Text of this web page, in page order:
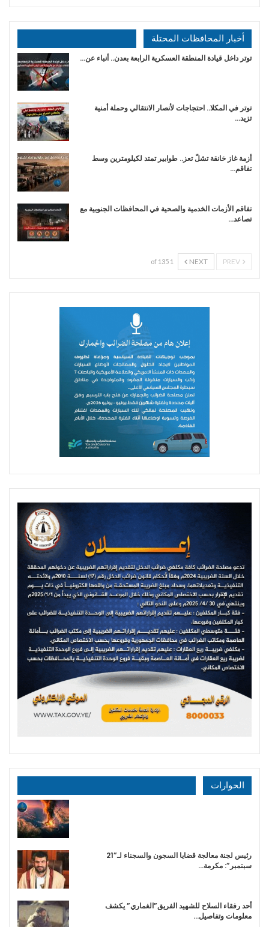
أخبار المحافظات المحتلة
توتر داخل قيادة المنطقة العسكرية الرابعة بعدن.. أنباء عن…
توتر في المكلا.. احتجاجات لأنصار الانتقالي وحملة أمنية
تزيد…
أزمة غاز خانقة تشلّ تعز.. طوابير تمتد لكيلومترين وسط
تفاقم…
تفاقم الأزمات الخدمية والصحية في المحافظات الجنوبية مع
تصاعد…
NEXT
1 of 135
الحوارات
رئيس لجنة معالجة قضايا السجون والسجناء لـ”21
سبتمبر”: مكرمة…
أحد رفقاء السلاح للشهيد الفريق”الغماري” يكشف
معلومات وتفاصيل…